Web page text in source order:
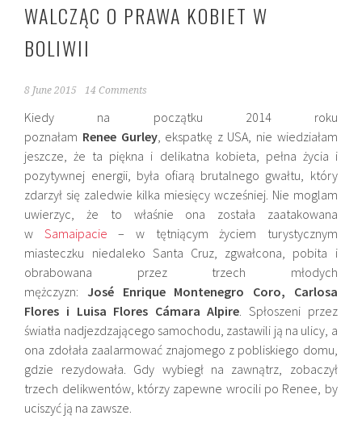
WALCZĄC O PRAWA KOBIET W
BOLIWII
8 June 2015 14 Comments
Kiedy na początku 2014 roku
poznałam Renee Gurley, ekspatkę z USA, nie wiedziałam
jeszcze, że ta piękna i delikatna kobieta, pełna życia i
pozytywnej energii, była ofiarą brutalnego gwałtu, który
zdarzył się zaledwie kilka miesięcy wcześniej. Nie moglam
uwierzyc, że to właśnie ona została zaatakowana
w Samaipacie – w tętniącym życiem turystycznym
miasteczku niedaleko Santa Cruz, zgwałcona, pobita i
obrabowana przez trzech młodych
mężczyzn:José Enrique Montenegro Coro, Carlosa
Flores i Luisa Flores Cámara Alpire. Spłoszeni przez
światła nadjezdzającego samochodu, zastawili ją na ulicy, a
ona zdołała zaalarmować znajomego z pobliskiego domu,
gdzie rezydowała. Gdy wybiegł na zawnątrz, zobaczył
trzech delikwentów, którzy zapewne wrocili po Renee, by
uciszyć ją na zawsze.